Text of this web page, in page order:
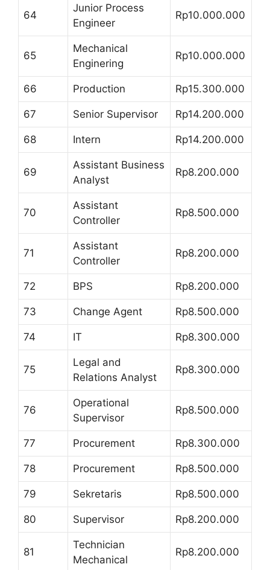
64
Junior Process
Engineer
Rp10.000.000
65
Mechanical
Enginering
Rp10.000.000
66 Production Rp15.300.000
67 Senior Supervisor Rp14.200.000
68 Intern Rp14.200.000
69
Assistant Business
Analyst
Rp8.200.000
70
Assistant
Controller
Rp8.500.000
71
Assistant
Controller
Rp8.200.000
72 BPS Rp8.200.000
73 Change Agent Rp8.500.000
74 IT Rp8.300.000
75
Legal and
Relations Analyst
Rp8.300.000
76
Operational
Supervisor
Rp8.500.000
77 Procurement Rp8.300.000
78 Procurement Rp8.500.000
79 Sekretaris Rp8.500.000
80 Supervisor Rp8.200.000
81
Technician
Mechanical
Rp8.200.000